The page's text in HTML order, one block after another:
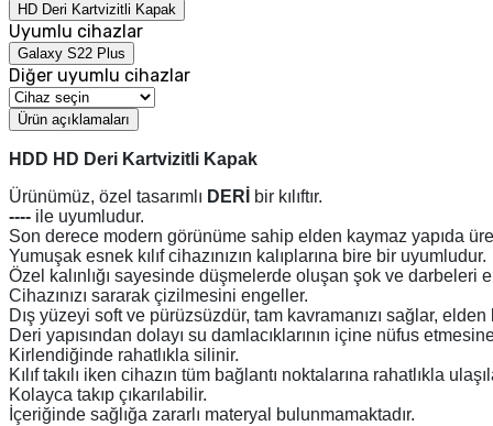
HD Deri Kartvizitli Kapak
Uyumlu cihazlar
Galaxy S22 Plus
Diğer uyumlu cihazlar
Ürün açıklamaları
HDD HD Deri Kartvizitli Kapak
Ürünümüz, özel tasarımlı DERİ
bir kılıftır.
---- ile uyumludur.
Son derece modern görünüme sahip elden kaymaz yapıda
Yumuşak esnek kılıf cihazınızın kalıplarına bire bir uyumludur.
Özel kalınlığı sayesinde düşmelerde oluşan şok ve darbeleri
Cihazınızı sararak çizilmesini engeller.
Dış yüzeyi soft ve pürüzsüzdür, tam kavramanızı sağlar, elden
Deri yapısından dolayı su damlacıklarının içine nüfus
Kirlendiğinde rahatlıkla silinir.
Kılıf takılı iken cihazın tüm bağlantı noktalarına rahatlıkla
Kolayca takıp çıkarılabilir.
İçeriğinde sağlığa zararlı materyal bulunmamaktadır.